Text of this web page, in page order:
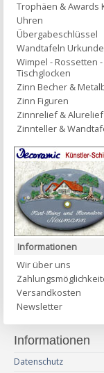
Trophäen & Awards
Uhren
Übergabeschlüssel
Wandtafeln
Wimpel - Rossetten -
Tischglocken
Zinn Becher &
Zinn Figuren
Zinnrelief & Alurelief
Zinnteller &
Informationen
Wir über uns
Versandkosten
Newsletter
Informationen
Datenschutz